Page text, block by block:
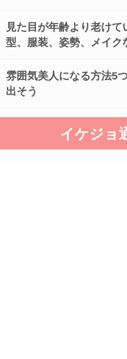
見た目が年齢より老け
型、服装、姿勢、メイク
雰囲気美人になる方法5
出そう
イケジョ